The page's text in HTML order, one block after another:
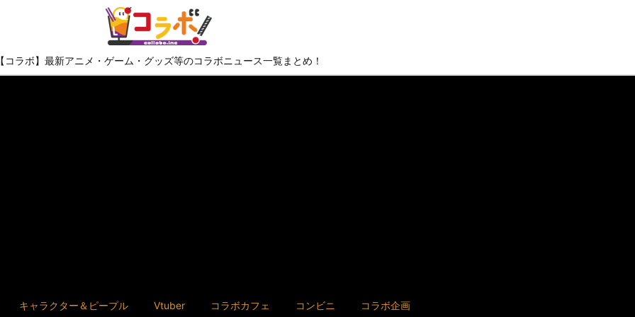
【コラボ】最新アニメ・ゲーム・グッズ等のコラボニュース一覧まとめ！
キャラクター＆ピープル Vtuber コラボカフェ コンビニ コラボ企画